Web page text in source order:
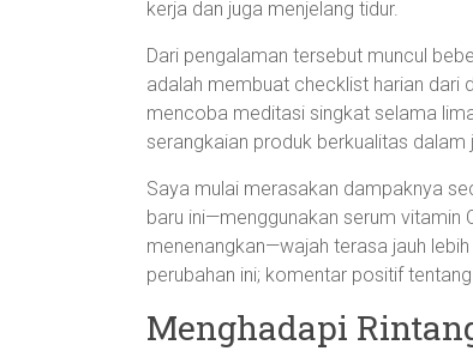
kerja dan juga menjelang tidur.
Dari pengalaman tersebut muncul
adalah membuat checklist harian dari
mencoba meditasi singkat selama
serangkaian produk berkualitas
Saya mulai merasakan dampaknya
baru ini—menggunakan serum vitamin
menenangkan—wajah terasa jauh
perubahan ini; komentar positif
Menghadapi